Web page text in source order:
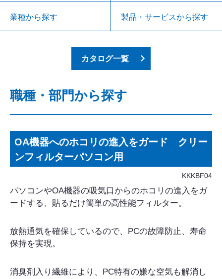
業種から探す 製品・サービスから探す
カタログ一覧
職種・部門から探す
OA機器へのホコリの進入をガード クリー
ンフィルターパソコン用
KKKBF04
パソコンやOA機器の吸気口からのホコリの進入をガ
ードする、貼るだけ簡単の高性能フィルター。
放熱通気を確保しているので、PCの故障防止、寿命
保持を実現。
消臭剤入り繊維により、PC特有の嫌な空気も解消し